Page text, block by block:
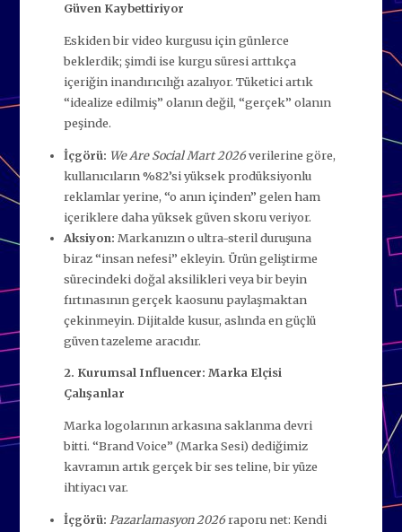
Güven Kaybettiriyor
Eskiden bir video kurgusu için günlerce
beklerdik; şimdi ise kurgu süresi arttıkça
içeriğin inandırıcılığı azalıyor. Tüketici artık
“idealize edilmiş” olanın değil, “gerçek” olanın
peşinde.
İçgörü: We Are Social Mart 2026verilerine göre,
kullanıcıların %82’si yüksek prodüksiyonlu
reklamlar yerine, “o anın içinden” gelen ham
içeriklere daha yüksek güven skoru veriyor.
Aksiyon: Markanızın o ultra-steril duruşuna
biraz “insan nefesi” ekleyin. Ürün geliştirme
sürecindeki doğal aksilikleri veya bir beyin
fırtınasının gerçek kaosunu paylaşmaktan
çekinmeyin. Dijitalde kusur, aslında en güçlü
güven tazeleme aracıdır.
2. Kurumsal Influencer: Marka Elçisi
Çalışanlar
Marka logolarının arkasına saklanma devri
bitti. “Brand Voice” (Marka Sesi) dediğimiz
kavramın artık gerçek bir ses teline, bir yüze
ihtiyacı var.
İçgörü: Pazarlamasyon 2026raporu net: Kendi